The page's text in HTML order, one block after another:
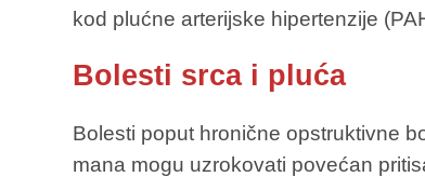
kod plućne arterijske hipertenzije
Bolesti srca i pluća
Bolesti poput hronične opstruktivne
mana mogu uzrokovati povećan